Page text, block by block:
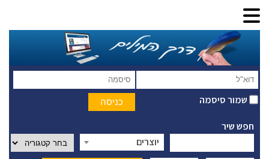
שמור סיסמה
חפש שיר
יוצרים